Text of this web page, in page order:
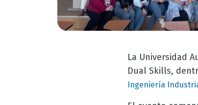
La Universidad
Dual Skills,
Ingeniería